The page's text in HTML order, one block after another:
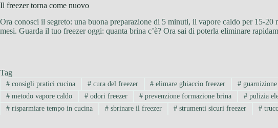
Il freezer torna come nuovo
Ora conosci il segreto: una buona preparazione di 5 minuti, il vapore caldo per 15-20
mesi. Guarda il tuo freezer oggi: quanta brina c’è? Ora sai di poterla eliminare
Tag
#consigli pratici cucina #cura del freezer # elimare ghiaccio freezer #
#metodo vapore caldo #odori freezer # prevenzione formazione brina # pulizia
#risparmiare tempo in cucina #sbrinare il freezer # strumenti sicuri freezer #